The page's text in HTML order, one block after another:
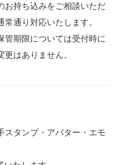
お持ち込みをご相談いただ
通り対応いたします。
管期限については受付時に
はありません。
スタンプ・アバター・エモ